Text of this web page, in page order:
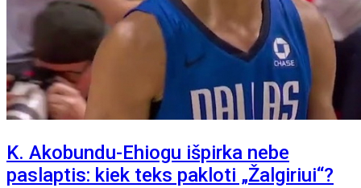
K. Akobundu-Ehiogu išpirka nebe
paslaptis: kiek teks pakloti „Žalgiriui“?